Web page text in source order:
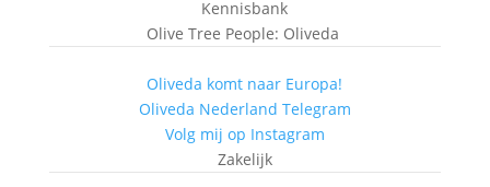
Kennisbank
Olive Tree People: Oliveda
Oliveda komt naar Europa!
Oliveda Nederland Telegram
Volg mij op Instagram
Zakelijk